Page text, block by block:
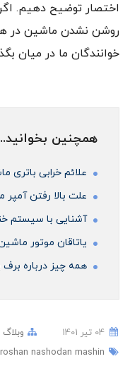
اختصار توضیح دهیم.
روشن نشدن ماشین در
خوانندگان ما در میان
همچنین
علائم خرابی باتری
علت بالا رفتن آمپر
آشنایی با سیستم
ياتاقان موتور
همه چیز درباره
وبلاگ
roshan nashodan mashin